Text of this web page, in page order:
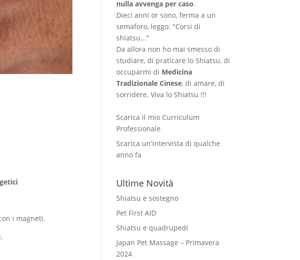
i magneti.
nulla avvenga per caso.
Dieci anni or sono, ferma a un
semaforo, leggo: "Corsi di
shiatsu..."
Da allora non ho mai smesso di
studiare, di praticare lo Shiatsu, di
occuparmi di Medicina
Tradizionale Cinese, di amare, di
sorridere. Viva lo Shiatsu !!!
Scarica il mio Curriculum
Professionale
Scarica un'intervista di qualche
anno fa
Ultime Novità
Shiatsu e sostegno
Pet First AID
Shiatsu e quadrupedi
Japan Pet Massage – Primavera
2024